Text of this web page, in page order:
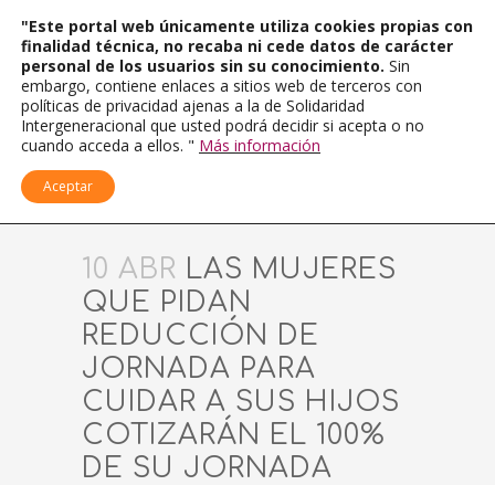
10 ABR LAS MUJERES
QUE PIDAN
REDUCCIÓN DE
JORNADA PARA
CUIDAR A SUS HIJOS
COTIZARÁN EL 100%
DE SU JORNADA
"Este portal web únicamente utiliza cookies propias con
finalidad técnica, no recaba ni cede datos de carácter
personal de los usuarios sin su conocimiento. Sin
embargo, contiene enlaces a sitios web de terceros con
políticas de privacidad ajenas a la de Solidaridad
Intergeneracional que usted podrá decidir si acepta o no
cuando acceda a ellos. " Más información
Aceptar